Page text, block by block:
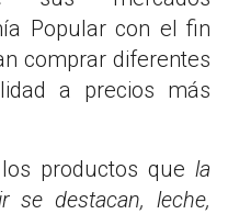
Popular con el fin
comprar diferentes
a precios más
productos que la
se destacan, leche,